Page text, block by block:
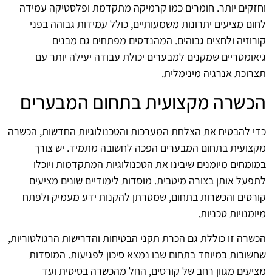
וחזקים יותר. חומרים כמו קרמיקה מתקדמת ופלסטיקה עמידה
לחום מציעים יתרונות משמעותיים, כולל עמידות גבוהה בפני
קורוזיה ולחצים גבוהים. המהנדסים מפתחים גם מבנים
גיאומטריים שמקנים למבערים יכולת עבודה יעילה יותר עם
תצרוכת אנרגיה מינימלית.
הכשרה מקצועית בתחום המבערים
כדי להבטיח את הצלחת המערכות והטכנולוגיות החדשות, הכשרה
מקצועית בתחום המבערים הפכה לחשובה מתמיד. יש צורך
במומחים מיומנים שיבינו את הטכנולוגיות המתקדמות ויוכלו
לתפעל אותן בצורה מיטבית. מוסדות לימודיים שונים מציעים
קורסים והכשרות בתחום, שמטרתן להקנות ידע מעמיק ולפתח
מיומנויות טכניות.
הכשרה זו כוללת גם הכרת תקני הבטיחות והדרישות הרגולטוריות,
שחשובות במיוחד בתחום שבו נמצא סיכון לפגיעות. המוסדות
מציעים מגוון רחב של קורסים, החל מהכשרה בסיסית ועד